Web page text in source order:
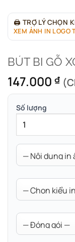
🖨 TRỢ LÝ CHỌN
XEM ẢNH IN LOGO
BÚT BI GỖ
147.000 ₫
Số lượng